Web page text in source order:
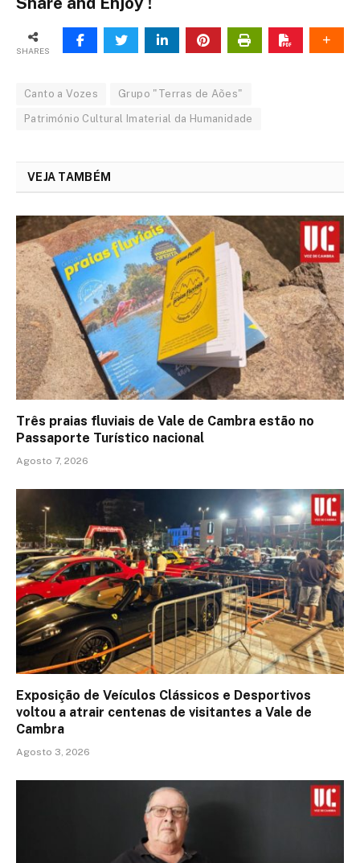
SHARES
Canto a Vozes Grupo "Terras de Aões"
Património Cultural Imaterial da Humanidade
VEJA TAMBÉM
Três praias fluviais de Vale de Cambra estão no
Passaporte Turístico nacional
Agosto 7, 2026
Exposição de Veículos Clássicos e Desportivos
voltou a atrair centenas de visitantes a Vale de
Cambra
Agosto 3, 2026